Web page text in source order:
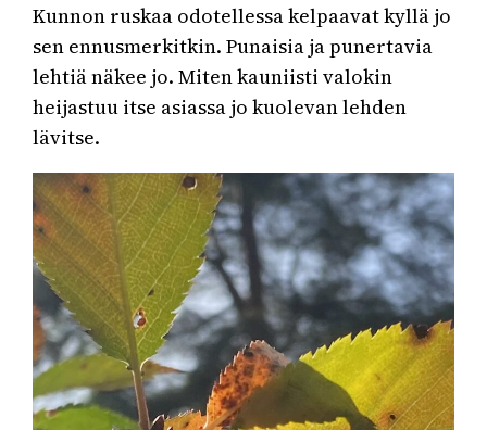
Kunnon ruskaa odotellessa kelpaavat kyllä jo
sen ennusmerkitkin. Punaisia ja punertavia
lehtiä näkee jo. Miten kauniisti valokin
heijastuu itse asiassa jo kuolevan lehden
lävitse.